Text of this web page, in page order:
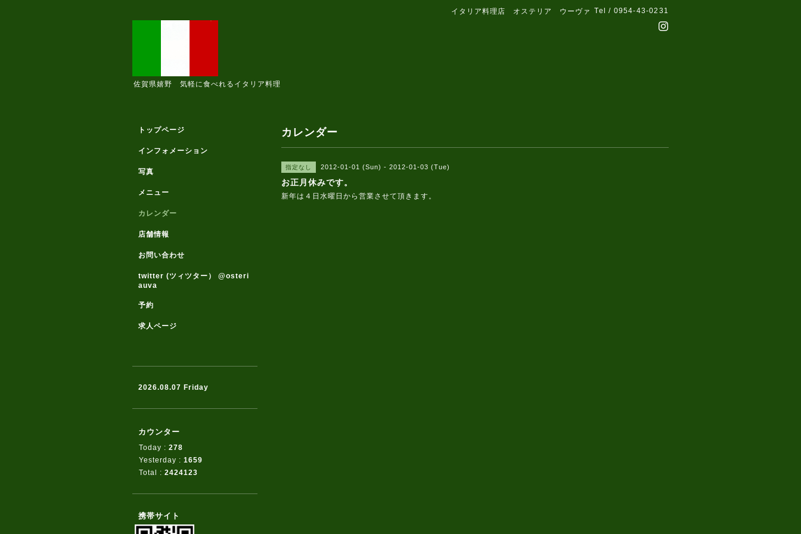
イタリア料理店 オステリア ウーヴァ Tel / 0954-43-0231
佐賀県嬉野 気軽に食べれるイタリア料理
カレンダー
指定なし 2012-01-01 (Sun) - 2012-01-03 (Tue)
お正月休みです。
新年は４日水曜日から営業させて頂きます。
トップページ
インフォメーション
写真
メニュー
カレンダー
店舗情報
お問い合わせ
twitter (ツィツター） @osteri
auva
予約
求人ページ
2026.08.07 Friday
カウンター
Today : 278
Yesterday : 1659
Total : 2424123
携帯サイト